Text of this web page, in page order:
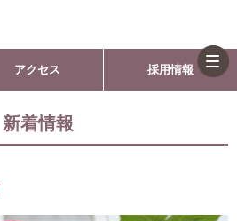
アクセス 採用情報
新着情報